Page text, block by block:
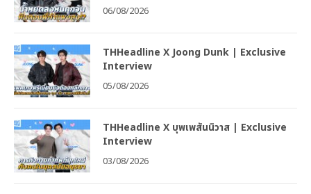
06/08/2026
THHeadline X Joong Dunk | Exclusive
Interview
05/08/2026
THHeadline X บุพเพสันนิวาส | Exclusive
Interview
03/08/2026